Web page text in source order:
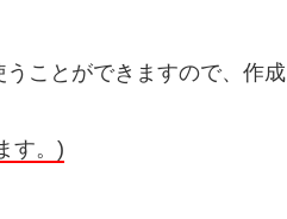
ことができますので、作成
す。)